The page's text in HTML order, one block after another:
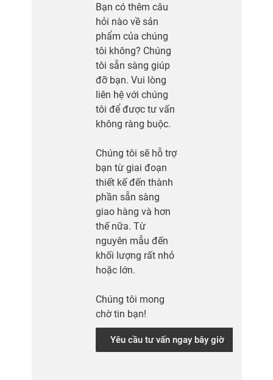
Bạn có thêm câu
hỏi nào về sản
phẩm của chúng
tôi không? Chúng
tôi sẵn sàng giúp
đỡ bạn. Vui lòng
liên hệ với chúng
tôi để được tư vấn
không ràng buộc.
Chúng tôi sẽ hỗ trợ
bạn từ giai đoạn
thiết kế đến thành
phần sẵn sàng
giao hàng và hơn
thế nữa. Từ
nguyên mẫu đến
khối lượng rất nhỏ
hoặc lớn.
Chúng tôi mong
chờ tin bạn!
Yêu cầu tư vấn ngay bây giờ